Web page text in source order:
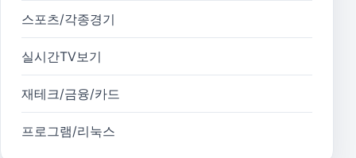
스포츠/각종경기
실시간TV보기
재테크/금융/카드
프로그램/리눅스